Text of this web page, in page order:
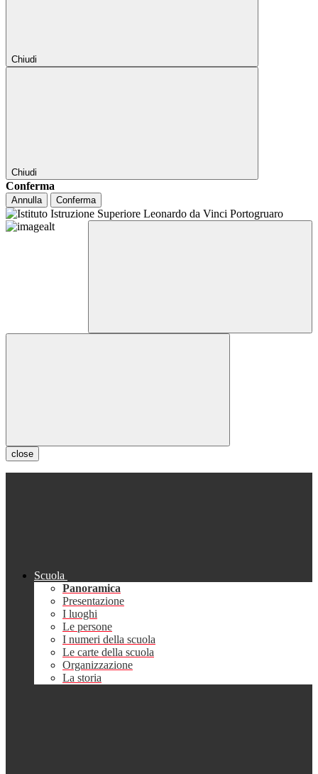
Chiudi
Chiudi
Conferma
Annulla Conferma
close
Scuola
Panoramica
Presentazione
I luoghi
Le persone
I numeri della scuola
Le carte della scuola
Organizzazione
La storia